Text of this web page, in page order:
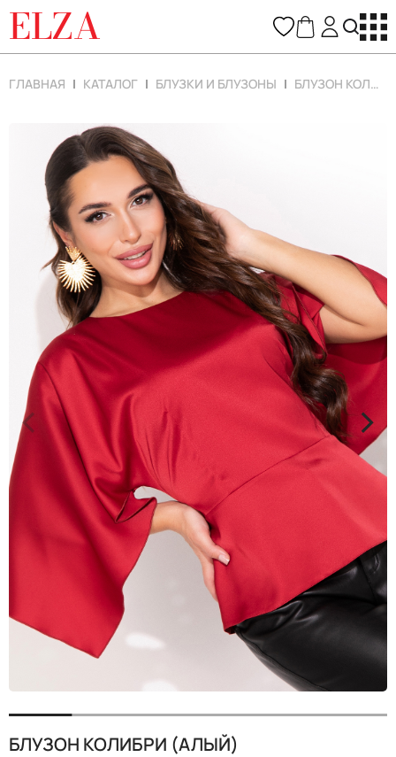
ELZA
ГЛАВНАЯ КАТАЛОГ БЛУЗКИ И БЛУЗОНЫ БЛУЗОН КОЛИБРИ (АЛЫЙ)
< >
БЛУЗОН КОЛИБРИ (АЛЫЙ)